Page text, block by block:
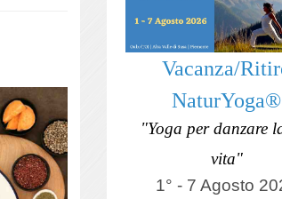
Vacanza/
NaturYoga®
"Yoga per danzare
vita"
1° - 7 Agosto